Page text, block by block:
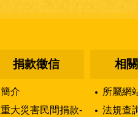
捐款徵信
簡介
重大災害民間捐款-
相
所屬網
法規查